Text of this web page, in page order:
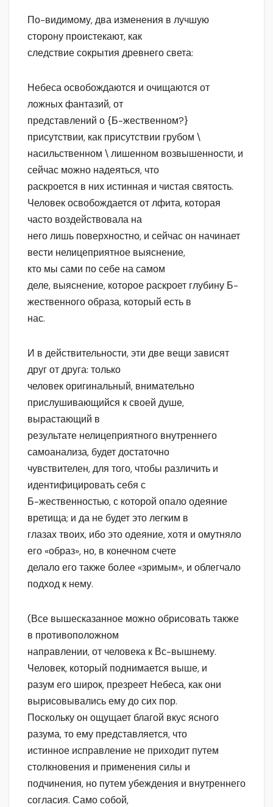
По-видимому, два изменения в лучшую
сторону проистекают, как
следствие сокрытия древнего света:
Небеса освобождаются и очищаются от
ложных фантазий, от
представлений о {Б-жественном?}
присутствии, как присутствии грубом \
насильственном \ лишенном возвышенности, и
сейчас можно надеяться, что
раскроется в них истинная и чистая святость.
Человек освобождается от лфита, которая
часто воздействовала на
него лишь поверхностно, и сейчас он начинает
вести нелицеприятное выяснение,
кто мы сами по себе на самом
деле, выяснение, которое раскроет глубину Б-
жественного образа, который есть в
нас.
И в действительности, эти две вещи зависят
друг от друга: только
человек оригинальный, внимательно
прислушивающийся к своей душе,
вырастающий в
результате нелицеприятного внутреннего
самоанализа, будет достаточно
чувствителен, для того, чтобы различить и
идентифицировать себя с
Б-жественностью, с которой опало одеяние
вретища; и да не будет это легким в
глазах твоих, ибо это одеяние, хотя и омутняло
его «образ», но, в конечном счете
делало его также более «зримым», и облегчало
подход к нему.
(Все вышесказанное можно обрисовать также
в противоположном
направлении, от человека к Вс-вышнему.
Человек, который поднимается выше, и
разум его широк, презреет Небеса, как они
вырисовывались ему до сих пор.
Поскольку он ощущает благой вкус ясного
разума, то ему представляется, что
истинное исправление не приходит путем
столкновения и применения силы и
подчинения, но путем убеждения и внутреннего
согласия. Само собой,